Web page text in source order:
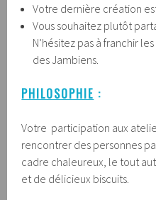
Votre dernière création
Vous souhaitez plutôt
N’hésitez pas à franchir
des Jambiens.
PHILOSOPHIE :
Votre participation aux
rencontrer des personnes
cadre chaleureux, le tout
et de délicieux biscuits.